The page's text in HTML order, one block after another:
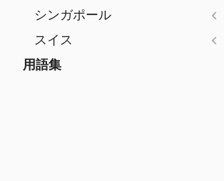
シンガポール
スイス
用語集